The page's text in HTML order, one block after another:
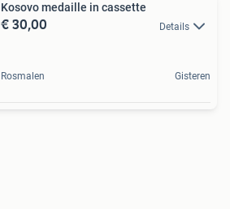
Kosovo medaille in cassette
€ 30,00 Details
Rosmalen Gisteren